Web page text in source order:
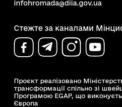
infohromada@diia.gov.ua
Стежте за каналами
Проєкт реалізовано
трансформації спільно зі
Програмою EGAP, що
Європа